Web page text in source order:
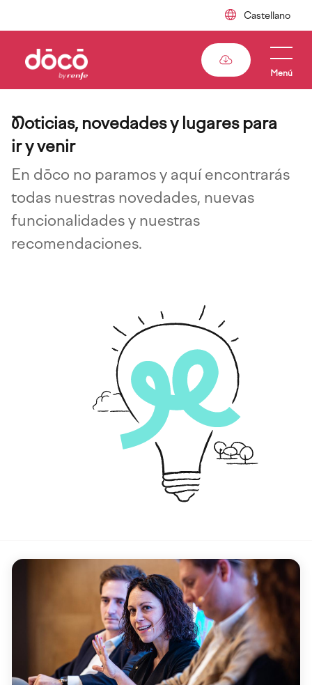
principal
Menú
Noticias, novedades y lugares para
ir y venir
En dōco no paramos y aquí encontrarás
todas nuestras novedades, nuevas
funcionalidades y nuestras
recomendaciones.